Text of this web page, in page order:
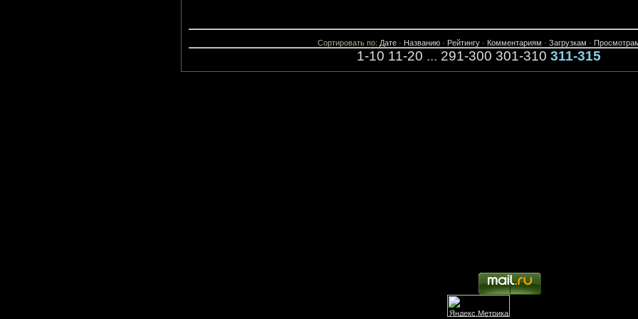
Сортировать по: Дате· Названию· Рейтингу· Комментариям · Загрузкам ·
1-10 11-20 ... 291-300 301-310 311-315